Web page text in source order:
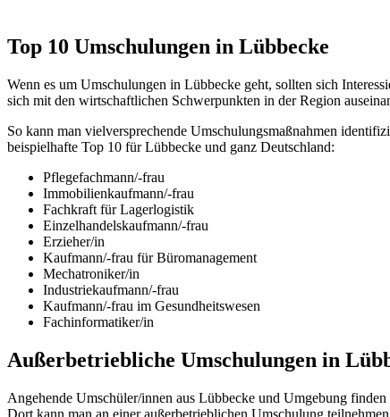
Top 10 Umschulungen in Lübbecke
Wenn es um Umschulungen in Lübbecke geht, sollten sich
sich mit den wirtschaftlichen Schwerpunkten in der Region
So kann man vielversprechende Umschulungsmaßnahmen
beispielhafte Top 10 für Lübbecke und ganz Deutschland:
Pflegefachmann/-frau
Immobilienkaufmann/-frau
Fachkraft für Lagerlogistik
Einzelhandelskaufmann/-frau
Erzieher/in
Kaufmann/-frau für Büromanagement
Mechatroniker/in
Industriekaufmann/-frau
Kaufmann/-frau im Gesundheitswesen
Fachinformatiker/in
Außerbetriebliche Umschulungen in
Angehende Umschüler/innen aus Lübbecke und Umgebung
Dort kann man an einer außerbetrieblichen Umschulung